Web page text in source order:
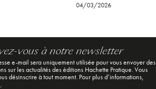
04/03/2026
vous à notre newsletter
e-mail sera uniquement utilisée pour vous envoyer des
sur les actualités des éditions Hachette Pratique. Vous
désinscrire à tout moment. Pour plus d’informations,